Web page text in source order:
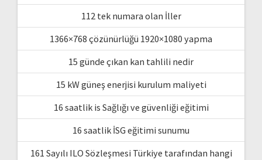
112 tek numara olan İller
1366×768 çözünürlüğü 1920×1080 yapma
15 günde çıkan kan tahlili nedir
15 kW güneş enerjisi kurulum maliyeti
16 saatlik is Sağlığı ve güvenliği eğitimi
16 saatlik İSG eğitimi sunumu
161 Sayılı ILO Sözleşmesi Türkiye tarafından hangi